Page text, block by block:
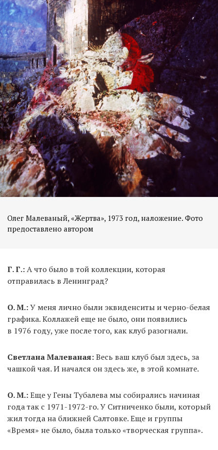
Олег Малеваный, «Жертва», 1973 год, наложение. Фото
Г. Г.:А что было в той коллекции, которая
отправилась в Ленинград?
О. М.:У меня лично были эквиденситы и черно-белая
графика. Коллажей еще не было, они появились
в 1976 году, уже после того, как клуб разогнали.
Светлана Малеваная:Весь ваш клуб был здесь, за
чашкой чая. И начался он здесь же, в этой комнате.
О. М.:Еще у Гены Тубалева мы собирались начиная
года так с 1971-1972-го. У Ситниченко были, который
жил тогда на ближней Салтовке. Еще и группы
«Время» не было, была только «творческая группа».